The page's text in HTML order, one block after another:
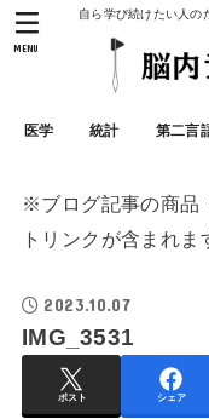
自ら学び続けたい人の
医学 統計 第二言
MENU
※ブログ記事の商品
トリンクが含まれま
2023.10.07
IMG_3531
ポスト シェア